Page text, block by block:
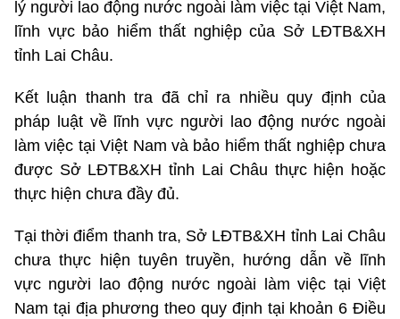
lý người lao động nước ngoài làm việc tại Việt Nam,
lĩnh vực bảo hiểm thất nghiệp của Sở LĐTB&XH
tỉnh Lai Châu.
Kết luận thanh tra đã chỉ ra nhiều quy định của
pháp luật về lĩnh vực người lao động nước ngoài
làm việc tại Việt Nam và bảo hiểm thất nghiệp chưa
được Sở LĐTB&XH tỉnh Lai Châu thực hiện hoặc
thực hiện chưa đầy đủ.
Tại thời điểm thanh tra, Sở LĐTB&XH tỉnh Lai Châu
chưa thực hiện tuyên truyền, hướng dẫn về lĩnh
vực người lao động nước ngoài làm việc tại Việt
Nam tại địa phương theo quy định tại khoản 6 Điều